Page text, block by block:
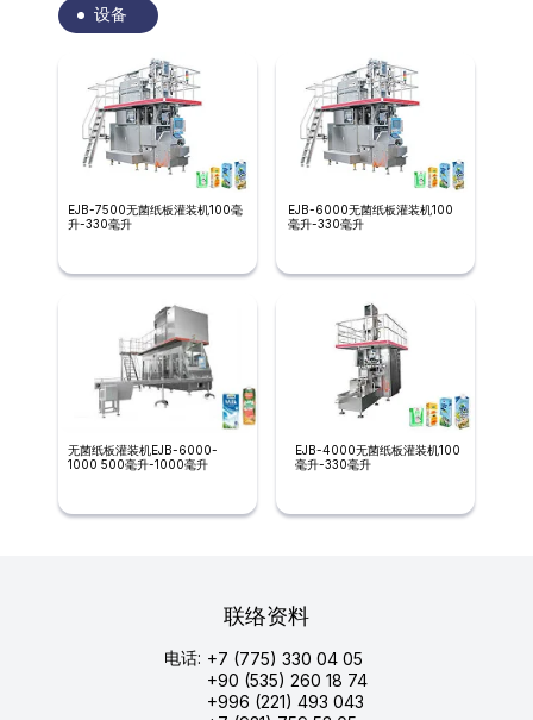
设备
EJB-4000无菌纸板灌装机100
毫升-330毫升
无菌纸板灌装机EJB-6000-
1000 500毫升-1000毫升
EJB-6000无菌纸板灌装机100
毫升-330毫升
EJB-7500无菌纸板灌装机100毫
升-330毫升
+7 (775) 330 04 05
+90 (535) 260 18 74
+996 (221) 493 043
电话:
联络资料